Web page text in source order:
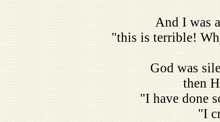
And I was
"this is terrible!
God was
then
"I have done
"I